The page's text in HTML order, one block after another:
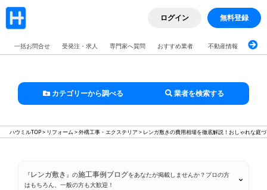
ログイン 無料登録
一括お問合せ 受発注・求人 専門家へ質問 おすすめ業者 不動産情報 ブログ
カテゴリーから調べる 業者を検索する
ハウミルTOP> リフォーム >外構工事・エクステリア> レンガ敷きの費用相場を徹底解説！おしゃれな庭
『レンガ敷き 』の施工事例ブログをあなたが掲載しませんか？プロの方
はもちろん、一般の方も大歓迎！